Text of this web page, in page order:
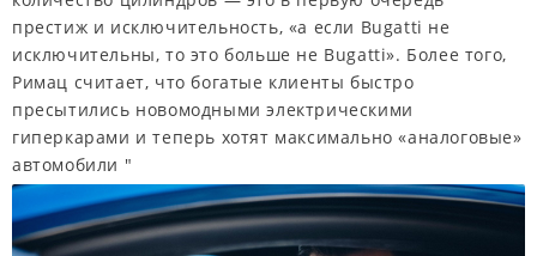
престиж и исключительность, «а если Bugatti не
исключительны, то это больше не Bugatti». Более того,
Римац считает, что богатые клиенты быстро
пресытились новомодными электрическими
гиперкарами и теперь хотят максимально «аналоговые»
автомобили "